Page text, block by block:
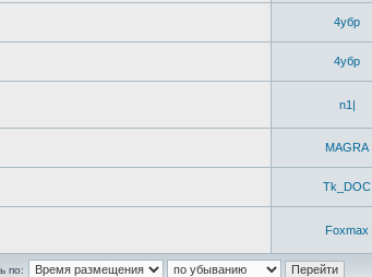
4убр
4убр
n1|
MAGRA
Tk_DOC
Foxmax
по: